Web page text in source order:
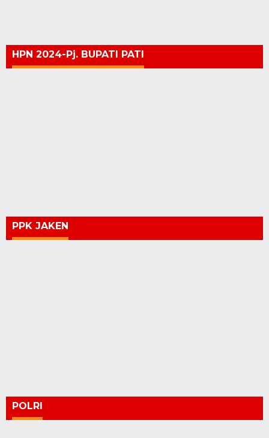
HPN 2024-Pj. BUPATI PATI
PPK JAKEN
POLRI